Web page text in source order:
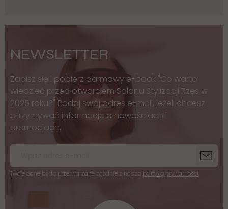
NEWSLETTER
Zapisz się i pobierz darmowy e-book "Co warto
wiedzieć przed otwarciem Salonu Stylizacji Rzęs w
2025 roku?" Podaj swój adres e-mail, jeżeli chcesz
otrzymywać informacje o nowościach i
promocjach.
Twoje dane będą przetwarzane zgodnie z naszą polityką prywatności